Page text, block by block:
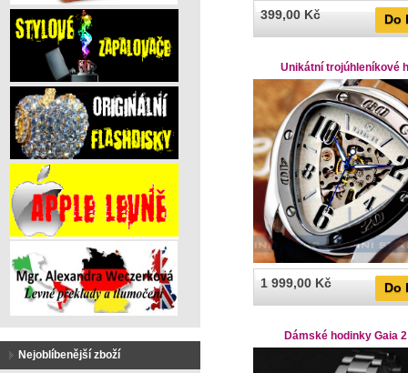
399,00 Kč Do
Unikátní trojúhleníkové
1 999,00 Kč Do
Dámské hodinky Gaia
Nejoblíbenější zboží